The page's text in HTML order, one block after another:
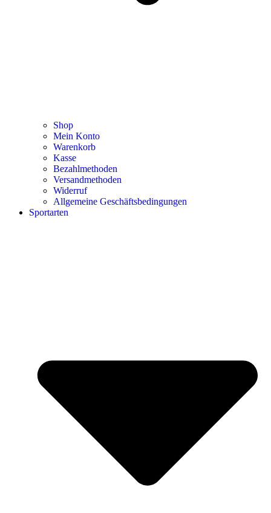
Shop
Mein Konto
Warenkorb
Kasse
Bezahlmethoden
Versandmethoden
Widerruf
Allgemeine Geschäftsbedingungen
Sportarten